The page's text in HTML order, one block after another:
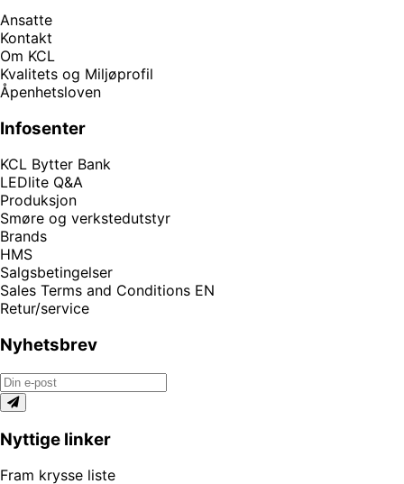
Ansatte
Kontakt
Om KCL
Kvalitets og Miljøprofil
Åpenhetsloven
Infosenter
KCL Bytter Bank
LEDlite Q&A
Produksjon
Smøre og verkstedutstyr
Brands
HMS
Salgsbetingelser
Sales Terms and Conditions EN
Retur/service
Nyhetsbrev
Nyttige linker
Fram krysse liste